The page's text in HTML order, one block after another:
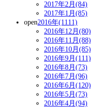
2017年2月(84)
2017年1月(85)
open2016年(1111)
2016年12月(80)
2016年11月(88)
2016年10月(85)
2016年9月(111)
2016年8月(73)
2016年7月(96)
2016年6月(120)
2016年5月(73)
2016年4月(94)